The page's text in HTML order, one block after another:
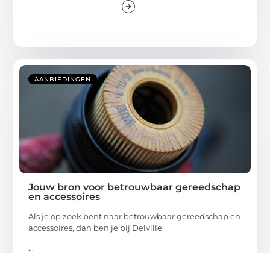
AANBIEDINGEN
Jouw bron voor betrouwbaar gereedschap
en accessoires
Als je op zoek bent naar betrouwbaar gereedschap en
accessoires, dan ben je bij Delville
...